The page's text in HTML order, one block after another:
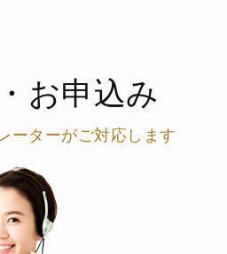
お申込み
ーターがご対応します